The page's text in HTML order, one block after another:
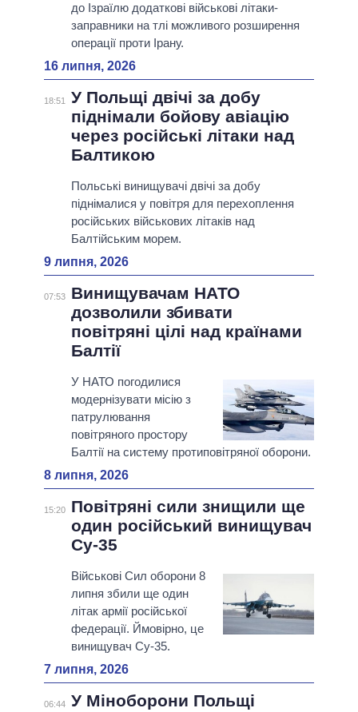
до Ізраїлю додаткові військові літаки-
заправники на тлі можливого розширення
операції проти Ірану.
16 липня, 2026
18:51
У Польщі двічі за добу
піднімали бойову авіацію
через російські літаки над
Балтикою
Польські винищувачі двічі за добу
піднімалися у повітря для перехоплення
російських військових літаків над
Балтійським морем.
9 липня, 2026
07:53
Винищувачам НАТО
дозволили збивати
повітряні цілі над країнами
Балтії
У НАТО погодилися
модернізувати місію з
патрулювання
повітряного простору
Балтії на систему протиповітряної оборони.
8 липня, 2026
15:20
Повітряні сили знищили ще
один російський винищувач
Cу-35
Військові Сил оборони 8
липня збили ще один
літак армії російської
федерації. Ймовірно, це
винищувач Су-35.
7 липня, 2026
06:44 У Міноборони Польщі